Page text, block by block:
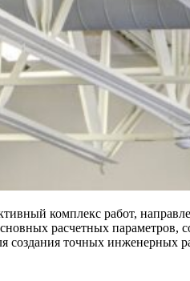
комплекс работ,
расчетных параметров,
создания точных инженерных